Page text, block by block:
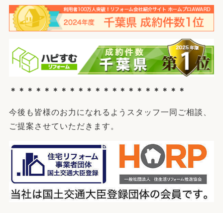
＊＊＊＊＊＊＊＊＊＊＊＊＊＊＊＊＊＊＊＊＊
今後も皆様のお力になれるようスタッフ一同ご相談、
ご提案させていただきます。